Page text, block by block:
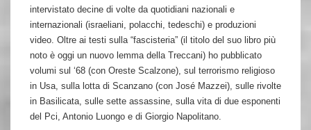
intervistato decine di volte da quotidiani nazionali e
internazionali (israeliani, polacchi, tedeschi) e produzioni
video. Oltre ai testi sulla “fascisteria” (il titolo del suo libro più
noto è oggi un nuovo lemma della Treccani) ho pubblicato
volumi sul ‘68 (con Oreste Scalzone), sul terrorismo religioso
in Usa, sulla lotta di Scanzano (con José Mazzei), sulle rivolte
in Basilicata, sulle sette assassine, sulla vita di due esponenti
del Pci, Antonio Luongo e di Giorgio Napolitano.